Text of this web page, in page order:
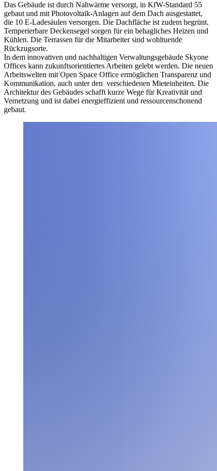
Das Gebäude ist durch Nahwärme versorgt, in KfW-Standard 55
gebaut und mit Photovoltaik-Anlagen auf dem Dach ausgestattet,
die 10 E-Ladesäulen versorgen. Die Dachfläche ist zudem begrünt.
Temperierbare Deckensegel sorgen für ein behagliches Heizen und
Kühlen. Die Terrassen für die Mitarbeiter sind wohltuende
Rückzugsorte.
In dem innovativen und nachhaltigen Verwaltungsgebäude Skyone
Offices kann zukunftsorientiertes Arbeiten gelebt werden. Die neuen
Arbeitswelten mit Open Space Office ermöglichen Transparenz und
Kommunikation, auch unter den verschiedenen Mieteinheiten. Die
Architektur des Gebäudes schafft kurze Wege für Kreativität und
Vernetzung und ist dabei energieffizient und ressourcenschonend
gebaut.